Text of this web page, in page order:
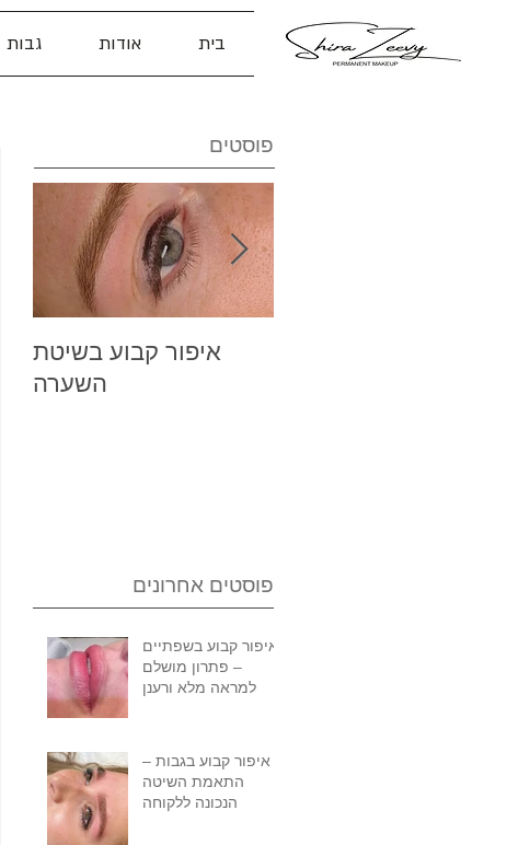
גבות אודות בית
פוסטים
איפור קבוע בשיטת
השערה
פוסטים אחרונים
איפור קבוע בשפתיים
– פתרון מושלם
למראה מלא ורענן
איפור קבוע בגבות –
התאמת השיטה
הנכונה ללקוחה